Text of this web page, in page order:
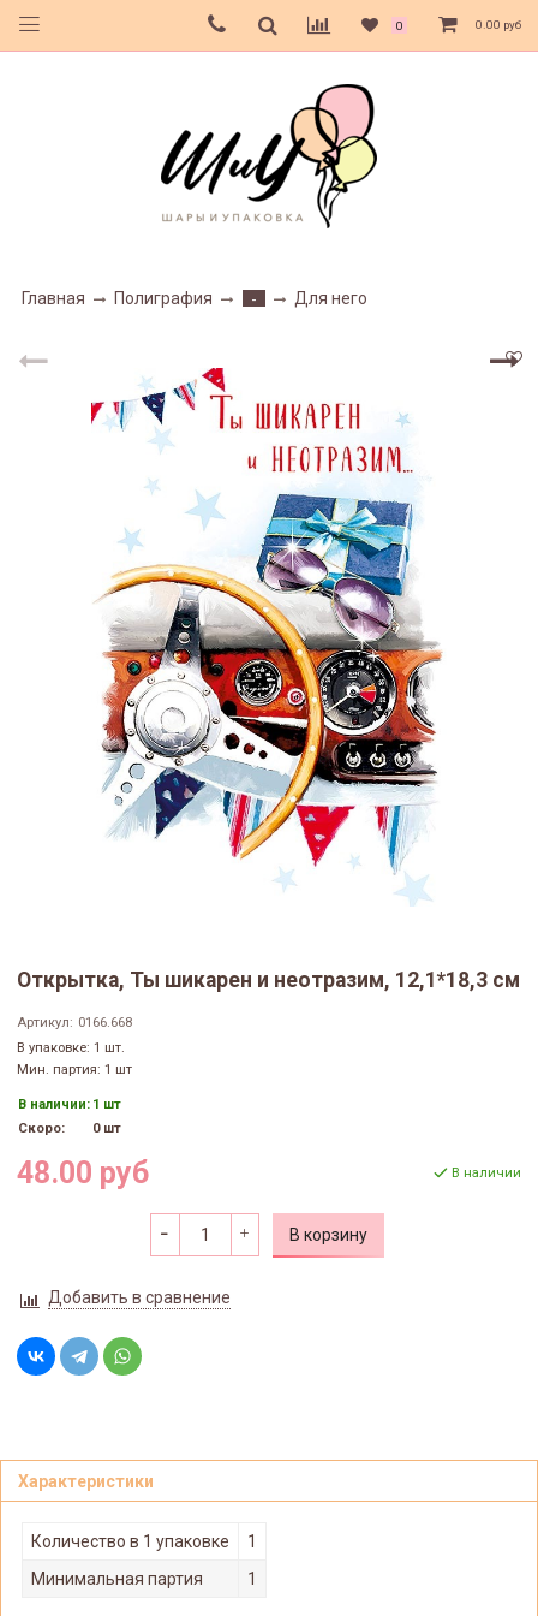
0 0.00 руб
Главная Полиграфия - Для него
Открытка, Ты шикарен и неотразим, 12,1*18,3 см
Артикул: 0166.668
В упаковке: 1 шт.
Мин. партия: 1 шт
В наличии: 1 шт
Скоро:
0 шт
48.00 руб В наличии
В корзину
Добавить в сравнение
Характеристики
Количество в 1 упаковке
1
Минимальная партия
1